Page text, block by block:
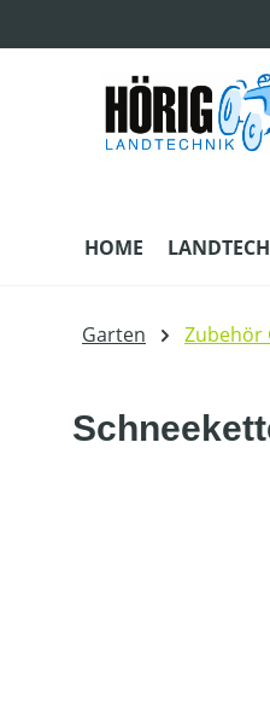
HOME
Garten Zubehör